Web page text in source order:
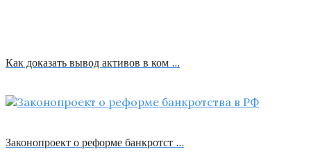
Как доказать вывод активов в ком …
Законопроект о реформе банкротст …